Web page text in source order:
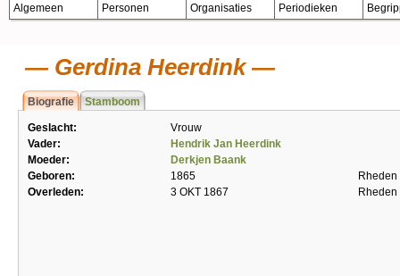
Algemeen Personen Organisaties Periodieken
Gerdina Heerdink
Biografie Stamboom
Geslacht:
Vrouw
Vader:
Hendrik Jan Heerdink
Moeder:
Derkjen Baank
Geboren:
1865
Rheden
Overleden:
3 OKT 1867 Rheden